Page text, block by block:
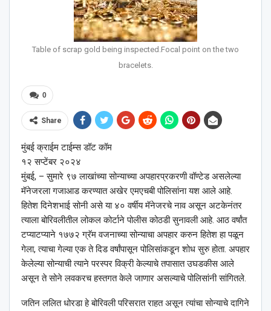
Table of scrap gold being inspected.Focal point on the two
bracelets.
0
Share
मुंबई क्राईम टाईम्स डॉट कॉम
१२ सप्टेंबर २०२४
मुंबई, – सुमारे ९७ लाखांच्या सोन्याच्या अपहारप्रकरणी वॉण्टेड असलेल्या
मॅनेजरला गजाआड करण्यात अखेर एमएचबी पोलिसांना यश आले आहे.
हितेश दिनेशभाई सोनी असे या ४० वर्षीय मॅनेजरचे नाव असून अटकेनंतर
त्याला बोरिवलीतील लोकल कोर्टाने पोलीस कोठडी सुनावली आहे. आठ वर्षांत
टप्याटप्याने १७७२ ग्रॅम वजनाच्या सोन्याचा अपहार करुन हितेश हा पळून
गेला, त्याचा गेल्या एक ते दिड वर्षांपासून पोलिसांकडून शोध सुरु होता. अपहार
केलेल्या सोन्याची त्याने परस्पर विक्री केल्याचे तपासात उघडकीस आले
असून ते सोने लवकरच हस्तगत केले जाणार असल्याचे पोलिसांनी सांगितले.
जतिन ललित धोरडा हे बोरिवली परिसरात राहत असून त्यांचा सोन्याचे दागिने